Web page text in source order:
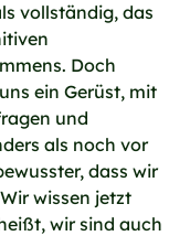
vollständig, das
Doch
ein Gerüst, mit
und
als noch vor
dass wir
wissen jetzt
wir sind auch